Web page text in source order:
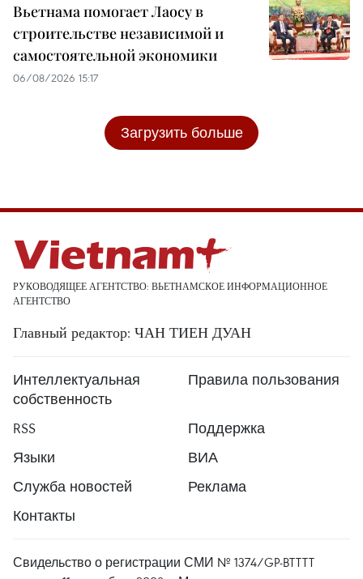
Вьетнама помогает Лаосу в
строительстве независимой и
самостоятельной экономики
06/08/2026 15:17
Загрузить больше
РУКОВОДЯЩЕЕ АГЕНТСТВО: ВЬЕТНАМСКОЕ ИНФОРМАЦИОННОЕ
АГЕНТСТВО
Главный редактор: ЧАН ТИЕН ДУАН
Интеллектуальная
собственность
Правила пользования
RSS
Поддержка
Языки
ВИА
Служба новостей
Реклама
Контакты
Свидельство о регистрации СМИ № 1374/GP-BTTTT